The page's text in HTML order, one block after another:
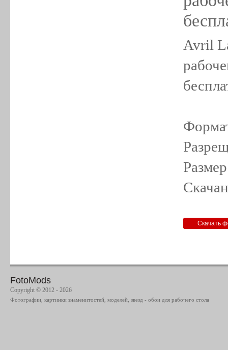
Avril
FotoMods
Copyright © 2012 - 2026
Фотографии, картинки знаменитостей, моделей, звезд - обои для рабочего стола